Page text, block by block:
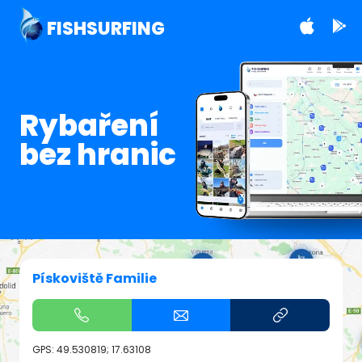
FISHSURFING
Rybaření
bez hranic
Pískoviště Familie
GPS: 49.530819; 17.63108